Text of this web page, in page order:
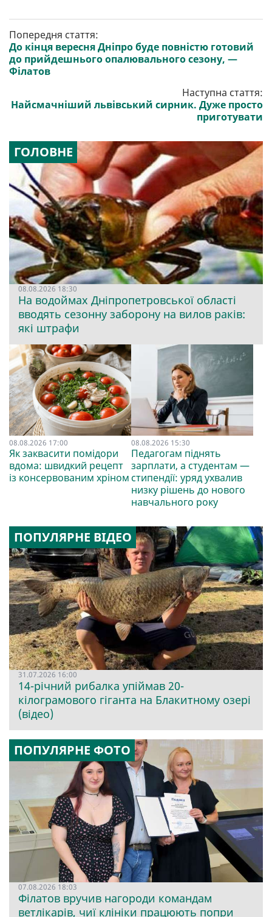
Попередня стаття:
До кінця вересня Дніпро буде повністю готовий
до прийдешнього опалювального сезону, —
Філатов
Наступна стаття:
Найсмачніший львівський сирник. Дуже просто
приготувати
ГОЛОВНЕ
08.08.2026 18:30
На водоймах Дніпропетровської області
вводять сезонну заборону на вилов раків:
які штрафи
08.08.2026 17:00
Як заквасити помідори
вдома: швидкий рецепт
із консервованим хріном
08.08.2026 15:30
Педагогам піднять
зарплати, а студентам —
стипендії: уряд ухвалив
низку рішень до нового
навчального року
ПОПУЛЯРНЕ ВІДЕО
31.07.2026 16:00
14-річний рибалка упіймав 20-
кілограмового гіганта на Блакитному озері
(відео)
ПОПУЛЯРНЕ ФОТО
07.08.2026 18:03
Філатов вручив нагороди командам
ветлікарів, чиї клініки працюють попри